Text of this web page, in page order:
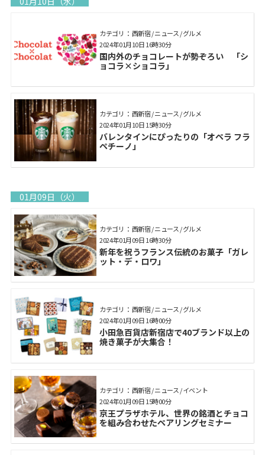
カテゴリ： 西新宿 / ニュース / グルメ
国内外のチョコレートが勢ぞろい 「シ
ョコラ×ショコラ」
2024年01月10日 16時30分
カテゴリ： 西新宿 / ニュース / グルメ
バレンタインにぴったりの「オペラ フラ
ペチーノ」
2024年01月10日 15時30分
01月09日（火）
カテゴリ： 西新宿 / ニュース / グルメ
新年を祝うフランス伝統のお菓子「ガレ
ット・デ・ロワ」
2024年01月09日 16時30分
カテゴリ： 西新宿 / ニュース / グルメ
小田急百貨店新宿店で40ブランド以上の
焼き菓子が大集合！
2024年01月09日 16時00分
カテゴリ： 西新宿 / ニュース / イベント
京王プラザホテル、世界の銘酒とチョコ
を組み合わせたペアリングセミナー
2024年01月09日 15時00分